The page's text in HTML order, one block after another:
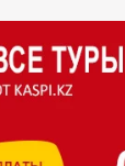
горящие
Актобе,
туры из
туры из
Актобе ОАЭ…